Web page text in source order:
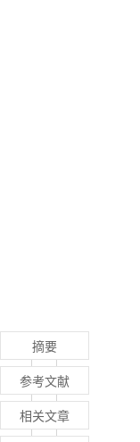
摘要
参考文献
相关文章